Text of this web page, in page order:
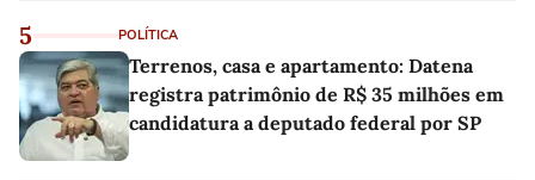
5 POLÍTICA
Terrenos, casa e apartamento: Datena
registra patrimônio de R$ 35 milhões em
candidatura a deputado federal por SP